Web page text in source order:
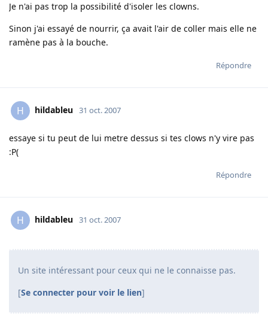
Je n'ai pas trop la possibilité d'isoler les clowns.
Sinon j'ai essayé de nourrir, ça avait l'air de coller mais elle ne
ramène pas à la bouche.
Répondre
H hildableu 31 oct. 2007
essaye si tu peut de lui metre dessus si tes clows n'y vire pas
:P(
Répondre
H hildableu 31 oct. 2007
Un site intéressant pour ceux qui ne le connaisse pas.
[Se connecter pour voir le lien]